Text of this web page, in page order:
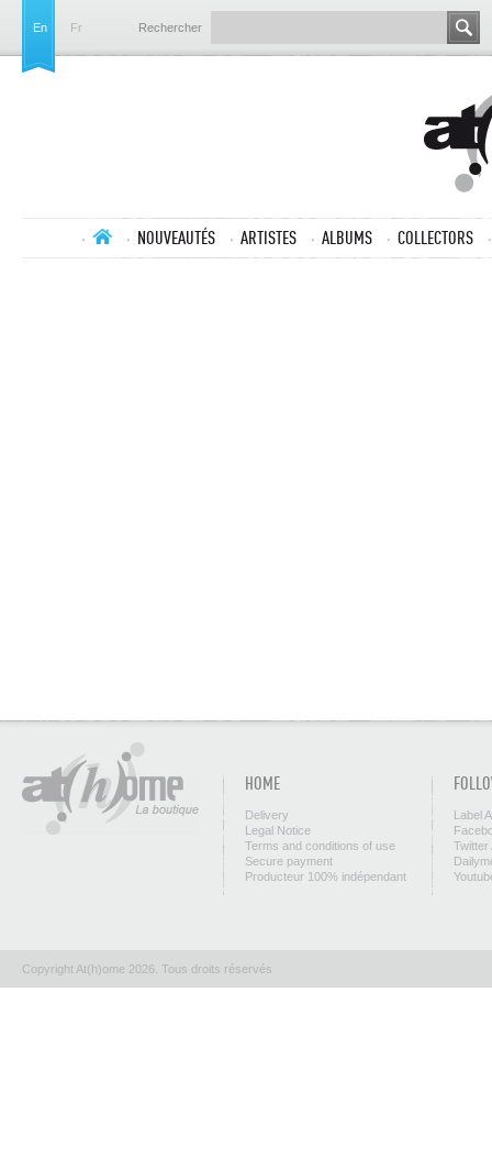
En Fr Rechercher
NOUVEAUTÉS ARTISTES ALBUMS COLLECTORS
HOME
Delivery
Legal Notice
Terms and conditions of use
Secure payment
Producteur 100% indépendant
Label
Twitter
Copyright At(h)ome 2026. Tous droits réservés